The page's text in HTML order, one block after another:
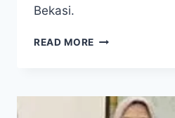
Bekasi.
READ MORE LEUKEMIA:
SAYA
TETAP